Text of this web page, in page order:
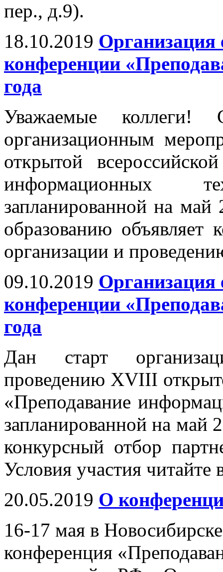
пер., д.9).
18.10.2019 Организация
конференции
года
Уважаемые
организационным
открытой
информационных
запланированной на
образованию объявляет
организации и
09.10.2019 Организация
конференции
года
Дан старт
проведению XVIII
«Преподавание
запланированной на май
конкурсный отбор
Условия участия читайте
20.05.2019 О
16-17 мая в
конференция